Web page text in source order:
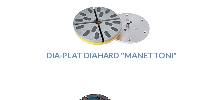
DIA-PLAT DIAHARD "MANETTONI"